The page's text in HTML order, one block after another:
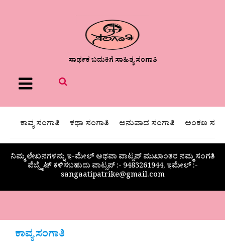
ಸಾರ್ಥಕ ಬದುಕಿಗೆ ಸಾಹಿತ್ಯ ಸಂಗಾತಿ
Menu
ಕಾವ್ಯ ಸಂಗಾತಿ ಕಥಾ ಸಂಗಾತಿ ಅನುವಾದ ಸಂಗಾತಿ ಅಂಕಣ
ನಿಮ್ಮ ಲೇಖನಗಳನ್ನು ಇ-ಮೇಲ್ ಅಥವಾ ವಾಟ್ಸಪ್ ಮುಖಾಂತರ ನಮ್ಮ ಸಂಗತಿ
ವೆಬ್ಸೈಟ್ ಕಳಿಸಬಹುದು ವಾಟ್ಸಪ್‌ :- 9483261944, ಇಮೇಲ್ :-
sangaatipatrike@gmail.com
ಕಾವ್ಯ ಸಂಗಾತಿ